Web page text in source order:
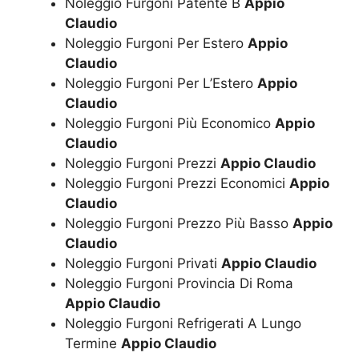
Noleggio Furgoni Patente B Appio
Claudio
Noleggio Furgoni Per Estero Appio
Claudio
Noleggio Furgoni Per L’Estero Appio
Claudio
Noleggio Furgoni Più Economico Appio
Claudio
Noleggio Furgoni Prezzi Appio Claudio
Noleggio Furgoni Prezzi Economici Appio
Claudio
Noleggio Furgoni Prezzo Più Basso Appio
Claudio
Noleggio Furgoni Privati Appio Claudio
Noleggio Furgoni Provincia Di Roma
Appio Claudio
Noleggio Furgoni Refrigerati A Lungo
Termine Appio Claudio